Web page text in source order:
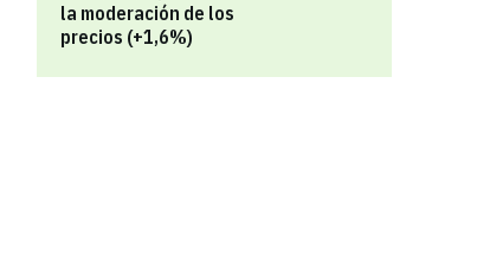
la moderación de los
precios (+1,6%)